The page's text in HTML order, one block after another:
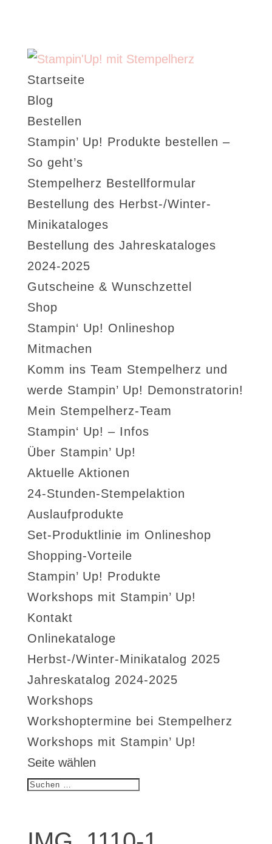
Startseite
Blog
Bestellen
Stampin’ Up! Produkte bestellen –
So geht’s
Stempelherz Bestellformular
Bestellung des Herbst-/Winter-
Minikataloges
Bestellung des Jahreskataloges
2024-2025
Gutscheine & Wunschzettel
Shop
Stampin‘ Up! Onlineshop
Mitmachen
Komm ins Team Stempelherz und
werde Stampin’ Up! Demonstratorin!
Mein Stempelherz-Team
Stampin‘ Up! – Infos
Über Stampin’ Up!
Aktuelle Aktionen
24-Stunden-Stempelaktion
Auslaufprodukte
Set-Produktlinie im Onlineshop
Shopping-Vorteile
Stampin’ Up! Produkte
Workshops mit Stampin’ Up!
Kontakt
Onlinekataloge
Herbst-/Winter-Minikatalog 2025
Jahreskatalog 2024-2025
Workshops
Workshoptermine bei Stempelherz
Workshops mit Stampin’ Up!
Seite wählen